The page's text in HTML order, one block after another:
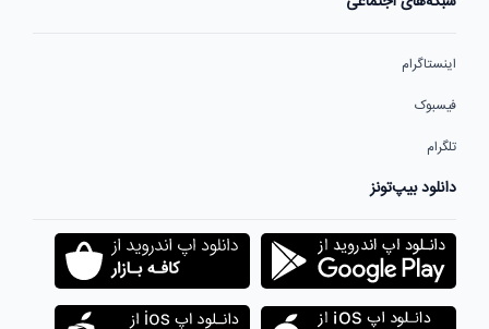
اینستاگرام
فیسبوک
تلگرام
دانلود بیپ‌تونز